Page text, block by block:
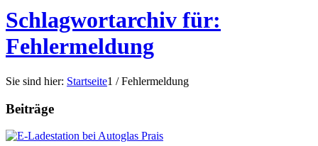
Schlagwortarchiv für:
Fehlermeldung
Sie sind hier: Startseite1 / Fehlermeldung
Beiträge